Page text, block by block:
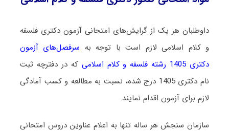
داوطلبان هر یک از گرایش‌های امتحانی آزمون دکتری فلسفه
و کلام اسلامی لازم است با توجه به سرفصل‌های آزمون
دکتری 1405 رشته فلسفه و کلام اسلامی
که در دفترچه ثبت
نام دکتری 1405 درج شده، نسبت به مطالعه و کسب آمادگی
لازم برای آزمون اقدام نمایند.
سازمان سنجش هر ساله تنها به اعلام عناوین دروس امتحانی